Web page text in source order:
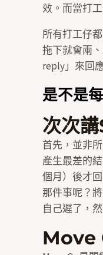
效。而當打
所有打工仔
拖下就會兩
reply」來回
是不是
次次
首先，並非
產生最差的
個月）後才
那件事呢？
自己遲了，
Move